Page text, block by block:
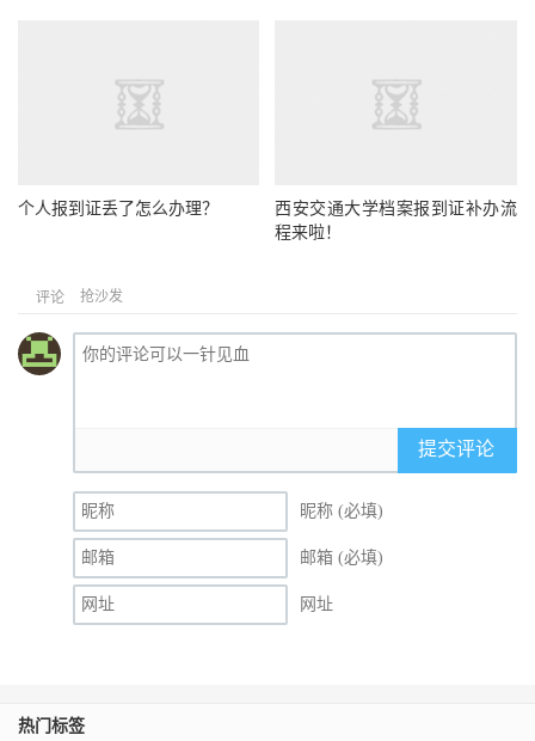
个人报到证丢了怎么办理？
西安交通大学档案报到证补办流
程来啦！
评论 抢沙发
提交评论
昵称 (必填)
邮箱 (必填)
网址
热门标签